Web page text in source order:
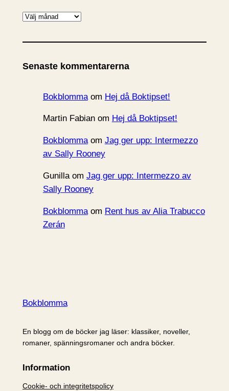
A
k
v
Senaste kommentarerna
Bokblommaom Hej då Boktipset!
Martin Fabianom Hej då Boktipset!
Bokblommaom Jag ger upp: Intermezzo
av Sally Rooney
Gunillaom Jag ger upp: Intermezzo av
Sally Rooney
Bokblommaom Rent hus av Alia Trabucco
Zerán
Bokblomma
En blogg om de böcker jag läser: klassiker, noveller,
romaner, spänningsromaner och andra böcker.
Information
Cookie- och integritetspolicy